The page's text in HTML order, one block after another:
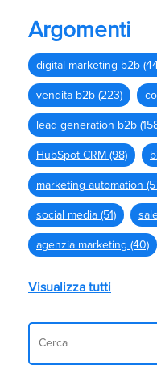
Argomenti
digital marketing b2b
vendita b2b (223)
lead generation b2b
HubSpot CRM (98)
marketing automation
social media (51)
agenzia marketing (40)
Visualizza tutti